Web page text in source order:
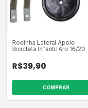
Rodinha Lateral Apoio
Bicicleta Infantil Aro 16/20
R$39,90